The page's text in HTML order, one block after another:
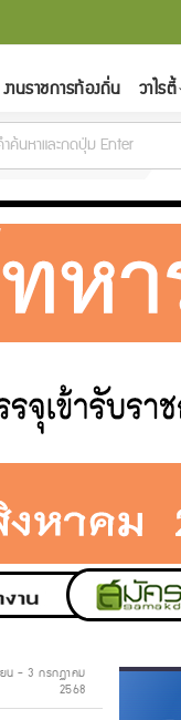
งานราชการท้องถิ่น วาไรตี้
ภาพันธ์ - 15 มีนาคม 2565
ยน - 3 กรกฏาคม
2568